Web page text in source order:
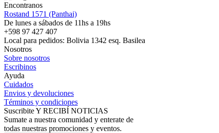
Encontranos
Rostand 1571 (Panthai)
De lunes a sábados de 11hs a 19hs
+598 97 427 407
Local para pedidos: Bolivia 1342 esq. Basilea
Nosotros
Sobre nosotros
Escribinos
Ayuda
Cuidados
Envios y devoluciones
Términos y condiciones
Suscribite Y RECIBÍ NOTICIAS
Sumate a nuestra comunidad y enterate de
todas nuestras promociones y eventos.